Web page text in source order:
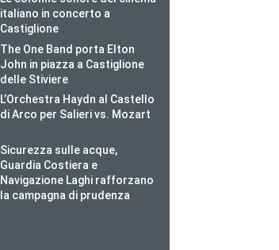
italiano in concerto a
Castiglione
The One Band porta Elton
John in piazza a Castiglione
delle Stiviere
L’Orchestra Haydn al Castello
di Arco per Salieri vs. Mozart
Sicurezza sulle acque,
Guardia Costiera e
Navigazione Laghi rafforzano
la campagna di prudenza